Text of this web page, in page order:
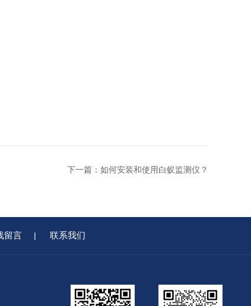
下一篇： 如何安装和使用白蚁监测仪？
留言 | 联系我们